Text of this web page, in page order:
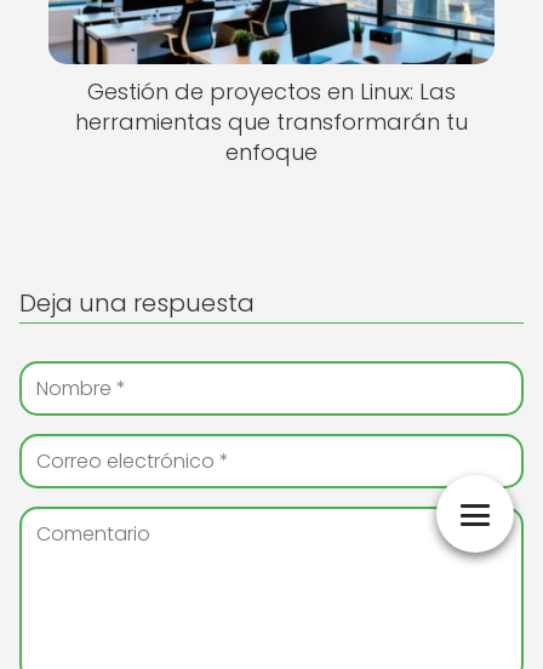
Gestión de proyectos en Linux: Las
herramientas que transformarán tu
enfoque
Deja una respuesta